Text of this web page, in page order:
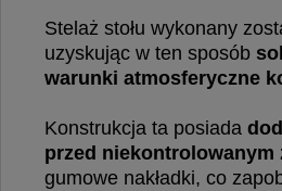
Stelaż stołu wykonany
uzyskując w ten sposób
warunki atmosferyczne
Konstrukcja ta posiada
przed niekontrolowanym
gumowe nakładki, co